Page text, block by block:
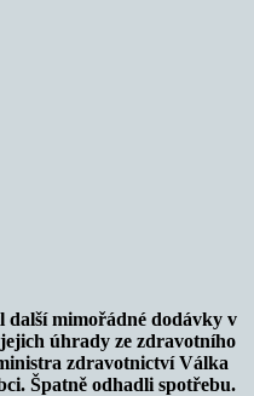
další mimořádné dodávky v
úhrady ze zdravotního
zdravotnictví Válka
Špatně odhadli spotřebu.